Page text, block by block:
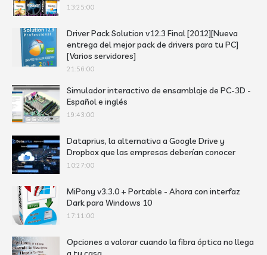
13:25:00
Driver Pack Solution v12.3 Final [2012][Nueva
entrega del mejor pack de drivers para tu PC]
[Varios servidores]
21:56:00
Simulador interactivo de ensamblaje de PC-3D -
Español e inglés
19:43:00
Dataprius, la alternativa a Google Drive y
Dropbox que las empresas deberían conocer
10:27:00
MiPony v3.3.0 + Portable - Ahora con interfaz
Dark para Windows 10
17:11:00
Opciones a valorar cuando la fibra óptica no llega